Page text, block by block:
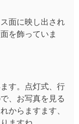
面に映し出され
を飾っていま
す。点灯式、行
、お写真を見る
からますます、